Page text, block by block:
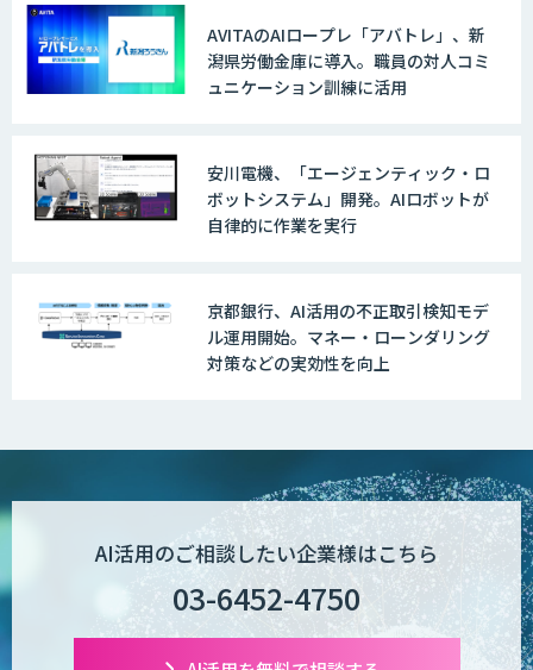
AVITAのAIロープレ「アバトレ」、新
潟県労働金庫に導入。職員の対人コミ
ュニケーション訓練に活用
安川電機、「エージェンティック・ロ
ボットシステム」開発。AIロボットが
自律的に作業を実行
京都銀行、AI活用の不正取引検知モデ
ル運用開始。マネー・ローンダリング
対策などの実効性を向上
AI活用のご相談したい企業様はこちら
03-6452-4750